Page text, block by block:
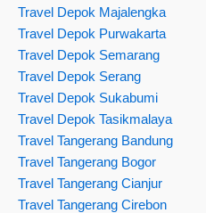
Travel Depok Majalengka
Travel Depok Purwakarta
Travel Depok Semarang
Travel Depok Serang
Travel Depok Sukabumi
Travel Depok Tasikmalaya
Travel Tangerang Bandung
Travel Tangerang Bogor
Travel Tangerang Cianjur
Travel Tangerang Cirebon